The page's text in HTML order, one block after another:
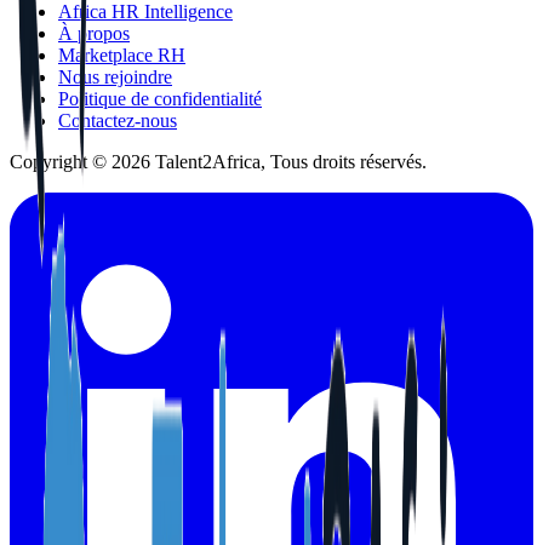
Africa HR Intelligence
À propos
Marketplace RH
Nous rejoindre
Politique de confidentialité
Contactez-nous
Copyright © 2026 Talent2Africa, Tous droits réservés.